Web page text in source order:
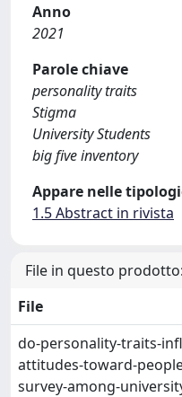
Anno
2021
Parole chiave
personality traits
Stigma
University Students
big five inventory
Appare nelle
1.5 Abstract in rivista
File in questo prodotto:
File
do-personality-traits-
attitudes-toward-
survey-among-